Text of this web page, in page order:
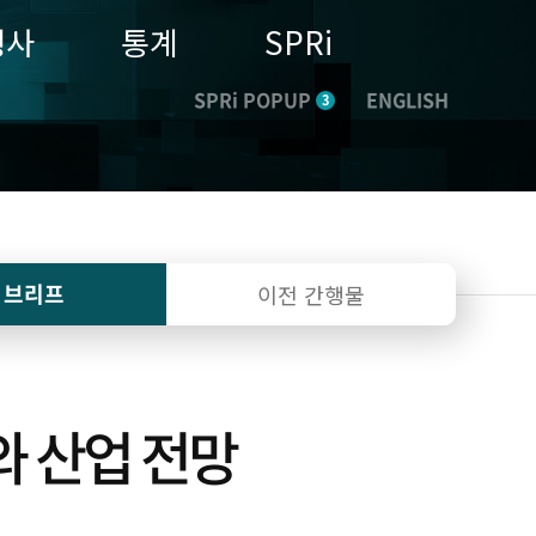
통계 SPRi
SPRi POPUP 3 ENGLISH
리프 이전 간행물
산업 전망